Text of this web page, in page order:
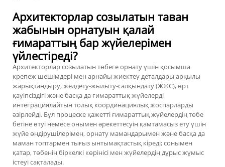
Архитекторлар созылатын таван
жабынын орнатуын қалай
ғимараттың бар жүйелерімен
үйлестіреді?
Архитекторлар созылатын төбеге орнату үшін қосымша
крепеж шешімдері мен арнайы жиектеу деталдары арқылы
жарықтандыру, желдету-жылыту-салқындату (ЖЖС), өрт
қауіпсіздігі және басқа да ғимараттық жүйелерді
интеграциялайтын толық координациялық жоспарларды
әзірлейді. Бұл процеске қажетті ғимараттық жүйелердің төбе
бетіне өтуі немесе онымен әрекеттесуін қамтамасыз ету үшін
жүйе өндірушілерімен, орнату мамандарымен және басқа да
маман топтармен тығыз ынтымақтастық кіреді; сонымен
қатар, төбенің біркелкі көрінісі мен жүйелердің дұрыс жұмыс
істеуі сақталады.